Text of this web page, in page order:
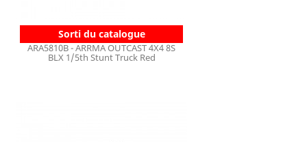
Sorti du catalogue
ARA5810B - ARRMA OUTCAST 4X4 8S
BLX 1/5th Stunt Truck Red